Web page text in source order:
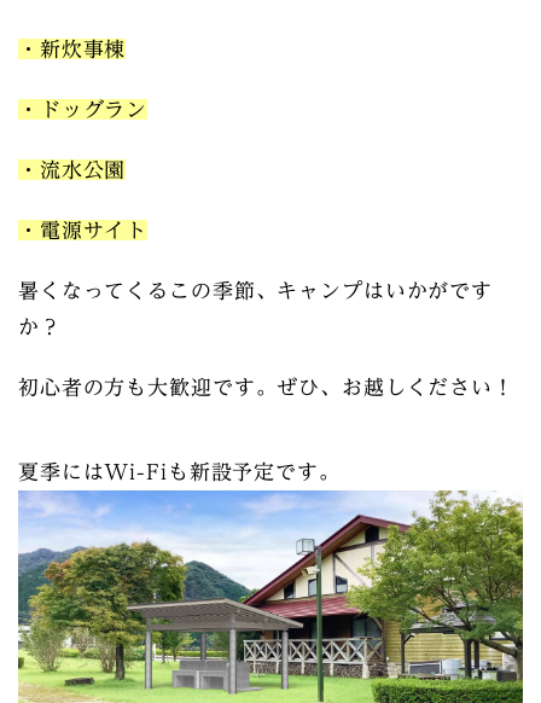
・新炊事棟
・ドッグラン
・流水公園
・電源サイト
暑くなってくるこの季節、キャンプはいかがです
か？
初心者の方も大歓迎です。ぜひ、お越しください！
夏季にはWi-Fiも新設予定です。